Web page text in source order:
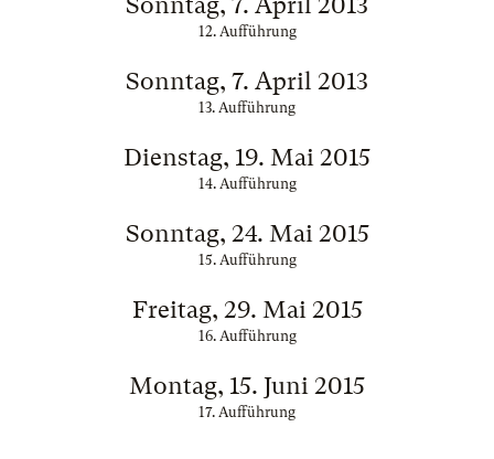
12. Aufführung
Sonntag, 7. April 2013
13. Aufführung
Dienstag, 19. Mai 2015
14. Aufführung
Sonntag, 24. Mai 2015
15. Aufführung
Freitag, 29. Mai 2015
16. Aufführung
Montag, 15. Juni 2015
17. Aufführung